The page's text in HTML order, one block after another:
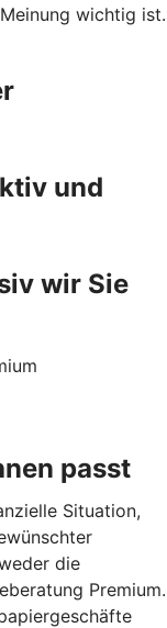
wichtig ist.
und
wir Sie
passt
Situation,
die
Premium.